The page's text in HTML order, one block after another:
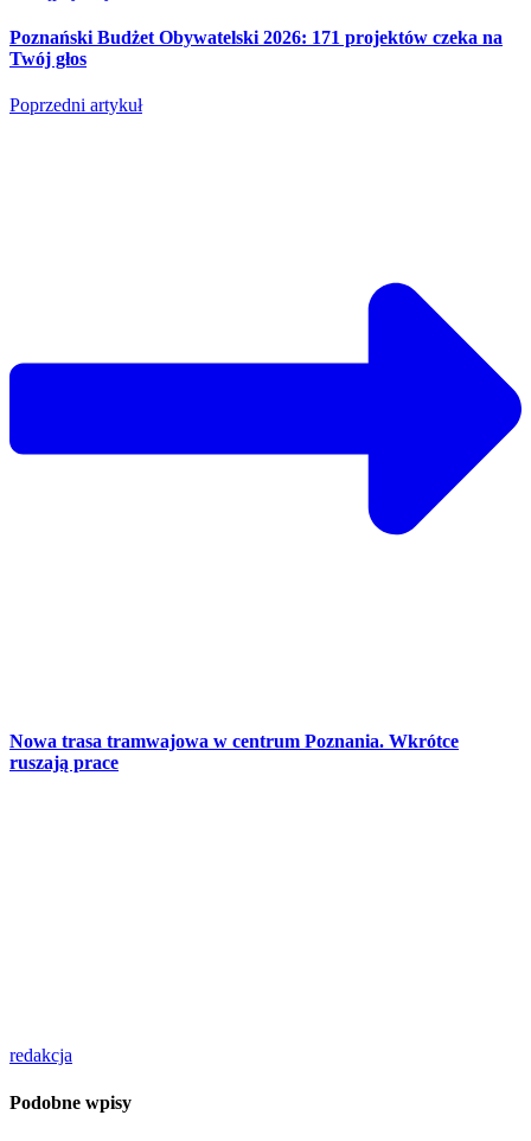
Poznański Budżet Obywatelski 2026: 171 projektów czeka na
Twój głos
Poprzedni artykuł
Nowa trasa tramwajowa w centrum Poznania. Wkrótce
ruszają prace
redakcja
Podobne wpisy